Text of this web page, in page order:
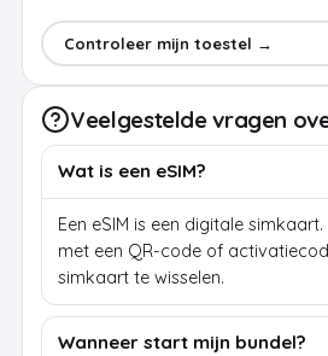
Controleer mijn toestel →
Veelgestelde vragen
Wat is een eSIM?
Een eSIM is een digitale
met een QR-code of
simkaart te wisselen.
Wanneer start mijn bundel?